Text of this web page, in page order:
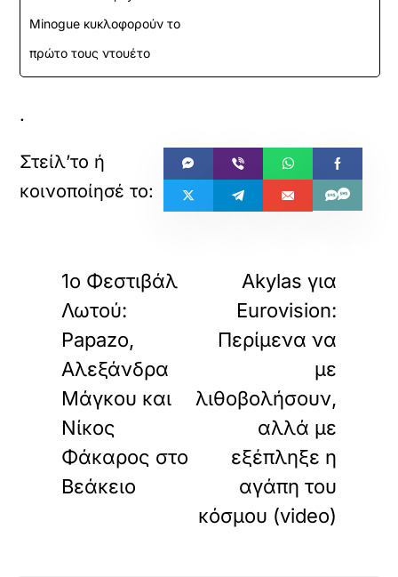
Minogue κυκλοφορούν το
πρώτο τους ντουέτο
.
1ο Φεστιβάλ
Λωτού:
Papazo,
Αλεξάνδρα
Μάγκου και
Νίκος
Φάκαρος στο
Βεάκειο
Akylas για
Eurovision:
Περίμενα να
με
λιθοβολήσουν,
αλλά με
εξέπληξε η
αγάπη του
κόσμου (video)